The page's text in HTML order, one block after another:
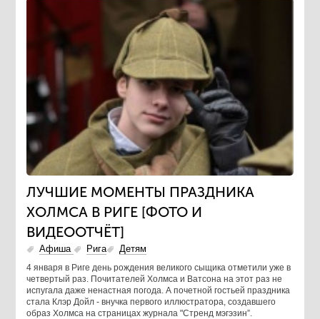
ЛУЧШИЕ МОМЕНТЫ ПРАЗДНИКА
ХОЛМСА В РИГЕ [ФОТО И
ВИДЕООТЧЁТ]
Афиша Рига Детям
4 января в Риге день рождения великого сыщика отметили уже в
четвертый раз. Почитателей Холмса и Ватсона на этот раз не
испугала даже ненастная погода. А почетной гостьей праздника
стала Клэр Дойл - внучка первого иллюстратора, создавшего
образ Холмса на страницах журнала "Стренд мэгэзин”.